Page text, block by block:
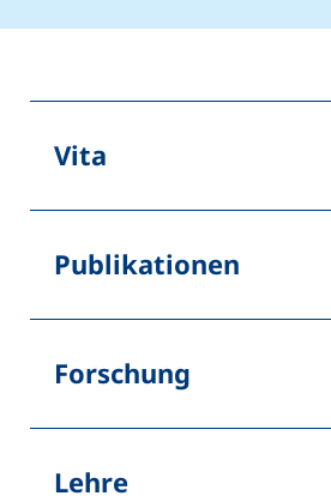
Vita
Publikationen
Forschung
Lehre